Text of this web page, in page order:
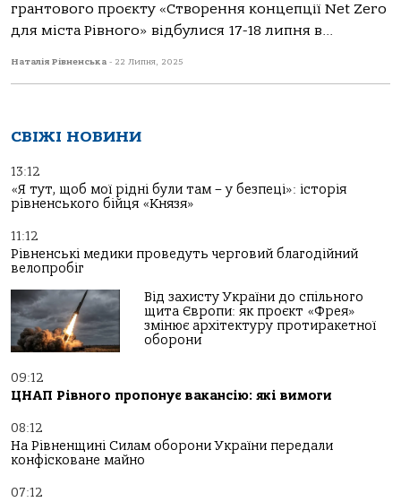
грантового проєкту «Створення концепції Net Zero
для міста Рівного» відбулися 17-18 липня в...
Наталія Рівненська - 22 Липня, 2025
СВІЖІ НОВИНИ
13:12
«Я тут, щоб мої рідні були там – у безпеці»: історія
рівненського бійця «Князя»
11:12
Рівненські медики проведуть черговий благодійний
велопробіг
Від захисту України до спільного
щита Європи: як проєкт «Фрея»
змінює архітектуру протиракетної
оборони
09:12
ЦНАП Рівного пропонує вакансію: які вимоги
08:12
На Рівненщині Силам оборони України передали
конфісковане майно
07:12